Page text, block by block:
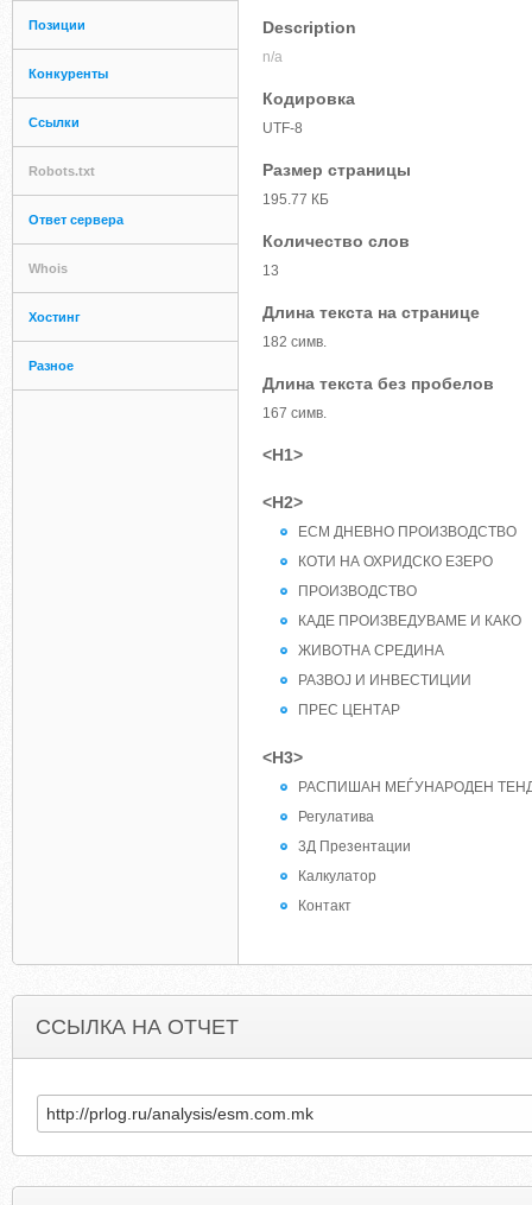
Позиции
Конкуренты
Ссылки
Robots.txt
Ответ сервера
Whois
Хостинг
Разное
Description
n/a
Кодировка
UTF-8
Размер страницы
195.77 КБ
Количество слов
13
Длина текста на странице
182 симв.
Длина текста без пробелов
167 симв.
<H1>
<H2>
ЕСМ ДНЕВНО ПРОИЗВОДСТВО
КОТИ НА ОХРИДСКО ЕЗЕРО
ПРОИЗВОДСТВО
КАДЕ ПРОИЗВЕДУВАМЕ И КАКО
ЖИВОТНА СРЕДИНА
РАЗВОЈ И ИНВЕСТИЦИИ
ПРЕС ЦЕНТАР
<H3>
РАСПИШАН МЕЃУНАРОДЕН
Регулатива
3Д Презентации
Калкулатор
Контакт
ССЫЛКА НА ОТЧЕТ